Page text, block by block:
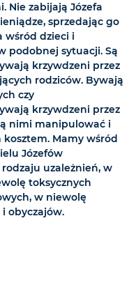
Nie zabijają Józefa
sprzedając go
wśród dzieci i
podobnej sytuacji. Są
krzywdzeni przez
rodziców. Bywają
czy
krzywdzeni przez
nimi manipulować i
Mamy wśród
Józefów
uzależnień, w
toksycznych
w niewolę
obyczajów.